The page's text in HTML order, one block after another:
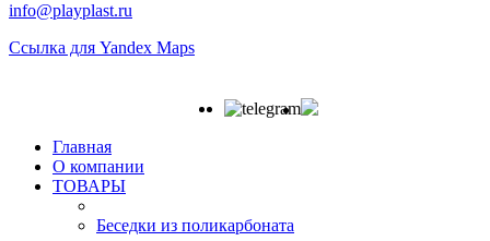
info@playplast.ru
Ссылка для Yandex Maps
Главная
О компании
ТОВАРЫ
Беседки из поликарбоната